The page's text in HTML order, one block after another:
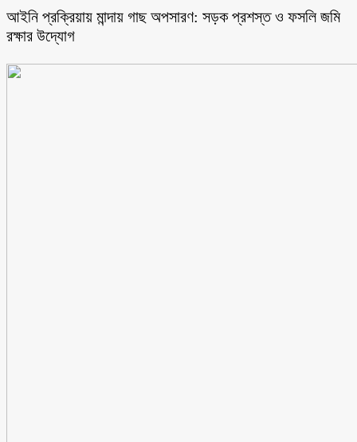
আইনি প্রক্রিয়ায় মান্দায় গাছ অপসারণ: সড়ক প্রশস্ত ও ফসলি জমি
রক্ষার উদ্যোগ